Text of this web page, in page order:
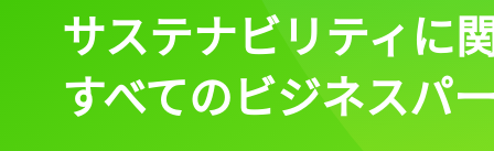
サステナビリティに
すべてのビジネスパ